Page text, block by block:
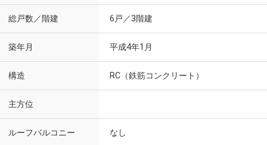
総戸数／階建 6戸／3階建
築年月 平成4年1月
構造 RC（鉄筋コンクリート）
主方位
ルーフバルコニー なし